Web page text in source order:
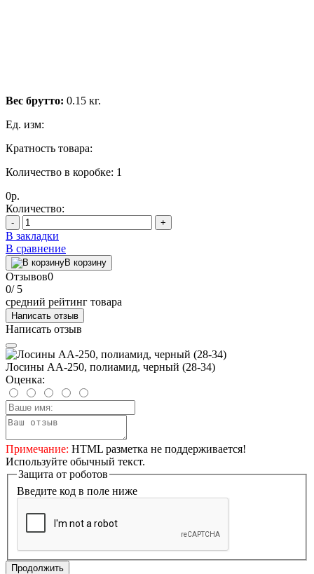
Вес брутто: 0.15 кг.
Ед. изм:
Кратность товара:
Количество в коробке: 1
0р.
Количество:
- +
В закладки
В сравнение
В корзину
Отзывов0
0/ 5
средний рейтинг товара
Написать отзыв
Написать отзыв
Лосины AA-250, полиамид, черный (28-34)
Оценка:
Примечание: HTML разметка не поддерживается!
Используйте обычный текст.
Защита от роботов
Введите код в поле ниже
Продолжить